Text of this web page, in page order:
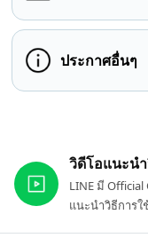
ประกาศอื่นๆ
วิดีโอแนะน
LINE มี
แนะนำวิธีการใ